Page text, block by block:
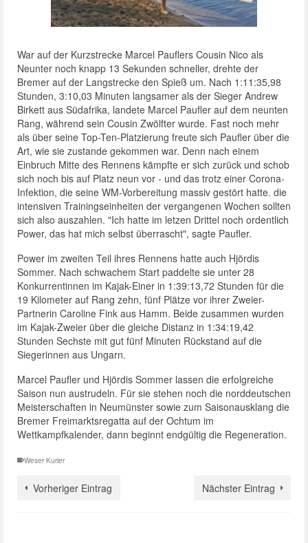
War auf der Kurzstrecke Marcel Pauflers Cousin Nico als
Neunter noch knapp 13 Sekunden schneller, drehte der
Bremer auf der Langstrecke den Spieß um. Nach 1:11:35,98
Stunden, 3:10,03 Minuten langsamer als der Sieger Andrew
Birkett aus Südafrika, landete Marcel Paufler auf dem neunten
Rang, während sein Cousin Zwölfter wurde. Fast noch mehr
als über seine Top-Ten-Platzierung freute sich Paufler über die
Art, wie sie zustande gekommen war. Denn nach einem
Einbruch Mitte des Rennens kämpfte er sich zurück und schob
sich noch bis auf Platz neun vor - und das trotz einer Corona-
Infektion, die seine WM-Vorbereitung massiv gestört hatte. die
intensiven Trainingseinheiten der vergangenen Wochen sollten
sich also auszahlen. "Ich hatte im letzen Drittel noch ordentlich
Power, das hat mich selbst überrascht", sagte Paufler.
Power im zweiten Teil ihres Rennens hatte auch Hjördis
Sommer. Nach schwachem Start paddelte sie unter 28
Konkurrentinnen im Kajak-Einer in 1:39:13,72 Stunden für die
19 Kilometer auf Rang zehn, fünf Plätze vor ihrer Zweier-
Partnerin Caroline Fink aus Hamm. Beide zusammen wurden
im Kajak-Zweier über die gleiche Distanz in 1:34:19,42
Stunden Sechste mit gut fünf Minuten Rückstand auf die
Siegerinnen aus Ungarn.
Marcel Paufler und Hjördis Sommer lassen die erfolgreiche
Saison nun austrudeln. Für sie stehen noch die norddeutschen
Meisterschaften in Neumünster sowie zum Saisonausklang die
Bremer Freimarktsregatta auf der Ochtum im
Wettkampfkalender, dann beginnt endgültig die Regeneration.
Weser Kurier
Vorheriger Eintrag Nächster Eintrag